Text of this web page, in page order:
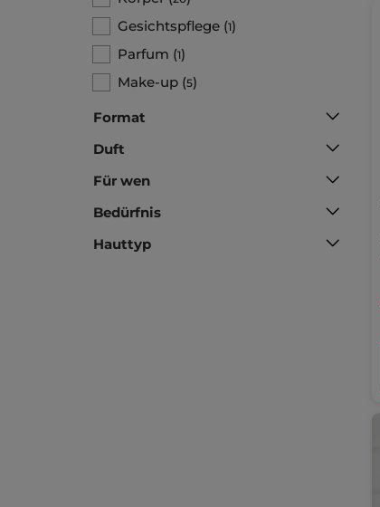
Gesichtspflege (1)
Parfum (1)
Make-up (5)
Format
Duft
Für wen
Bedürfnis
Hauttyp